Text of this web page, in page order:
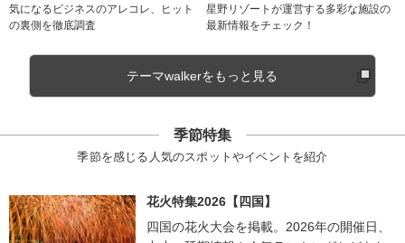
気になるビジネスのアレコレ、ヒット
の裏側を徹底調査
星野リゾートが運営する多彩な施設の
最新情報をチェック！
テーマwalkerをもっと見る
季節特集
季節を感じる人気のスポットやイベントを紹介
花火特集2026【四国】
四国の花火大会を掲載。2026年の開催日、